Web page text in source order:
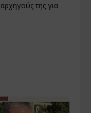
της για